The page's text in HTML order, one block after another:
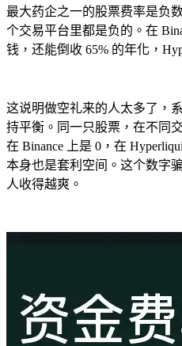
最大药企之一的股票费率是负
个交易平台里都是负的。在
钱，还能倒收 65% 的年化，
这说明做空礼来的人太多了，
持平衡。同一只股票，在不同
在 Binance 上是 0，在
本身也是套利空间。这个数字
人收得越爽。